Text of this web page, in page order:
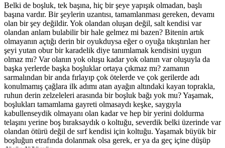
Belki de boşluk, tek başına, hiç bir şeye yapışık olmadan, başlı
başına vardır. Bir şeylerin uzantısı, tamamlanması gereken, devamı
olan bir şey değildir. Yok olandan oluşan değil, salt kendisi var
olandan anlam bulabilir bir hale gelmez mi bazen? Bitenin artık
olmayanın açtığı derin bir oyukduysa eğer o oyuğa tıkıştırılan her
şeyi yutan obur bir karadelik diye tanımlamak kendisini uygun
olmaz mı? Var olanın yok oluşu kadar yok olanın var oluşuyla da
başka yerlerde başka boşluklar ortaya çıkmaz mı? zamanın
sarmalından bir anda fırlayıp çok ötelerde ve çok gerilerde adı
konulmamış çağlara ilk adımı atan ayağın altındaki kayan toprakla,
ruhun derin zelzeleleri arasında bir boşluk bağı yok mu? Yaşamak,
boşlukları tamamlama gayreti olmasaydı keşke, saygıyla
kabullenseydik olmayanı olan kadar ve hep bir yerini doldurma
telaşını yerine boş bıraksaydık o koltuğu, severdik belki üzerinde var
olandan ötürü değil de sırf kendisi için koltuğu. Yaşamak büyük bir
boşluğun etrafında dolanmak olsa gerek, er ya da geç içine düşüp